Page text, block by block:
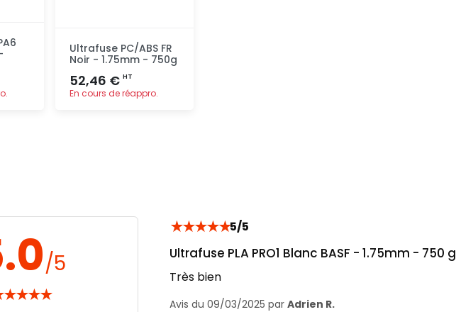
Ultrafuse PC/ABS FR
Noir - 1.75mm - 750g
52,46 € HT
En cours de réappro.
/5
★★★★
★★★★★5/5
Ultrafuse PLA PRO1 Blanc BASF - 1.75mm - 750 g
Très bien
Avis du 09/03/2025 par Adrien R.